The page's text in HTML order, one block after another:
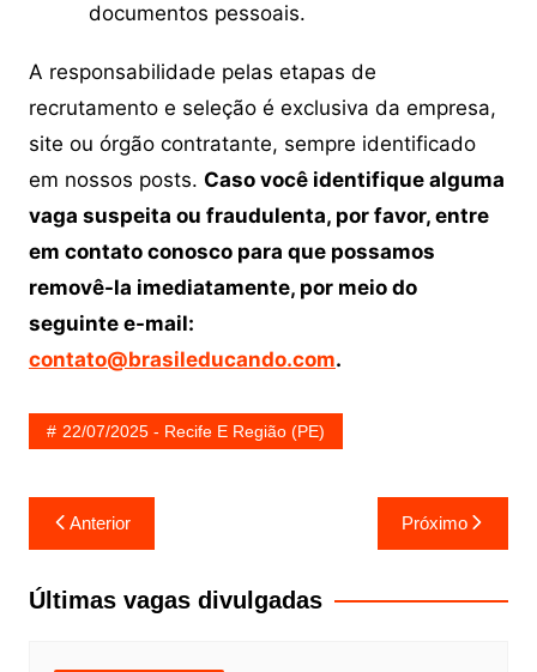
documentos pessoais.
A responsabilidade pelas etapas de
recrutamento e seleção é exclusiva da empresa,
site ou órgão contratante, sempre identificado
em nossos posts. Caso você identifique alguma
vaga suspeita ou fraudulenta, por favor, entre
em contato conosco para que possamos
removê-la imediatamente, por meio do
seguinte e-mail:
contato@brasileducando.com.
22/07/2025 - Recife E Região (PE)
Navegação
de
Post
Anterior Próximo
Últimas vagas divulgadas